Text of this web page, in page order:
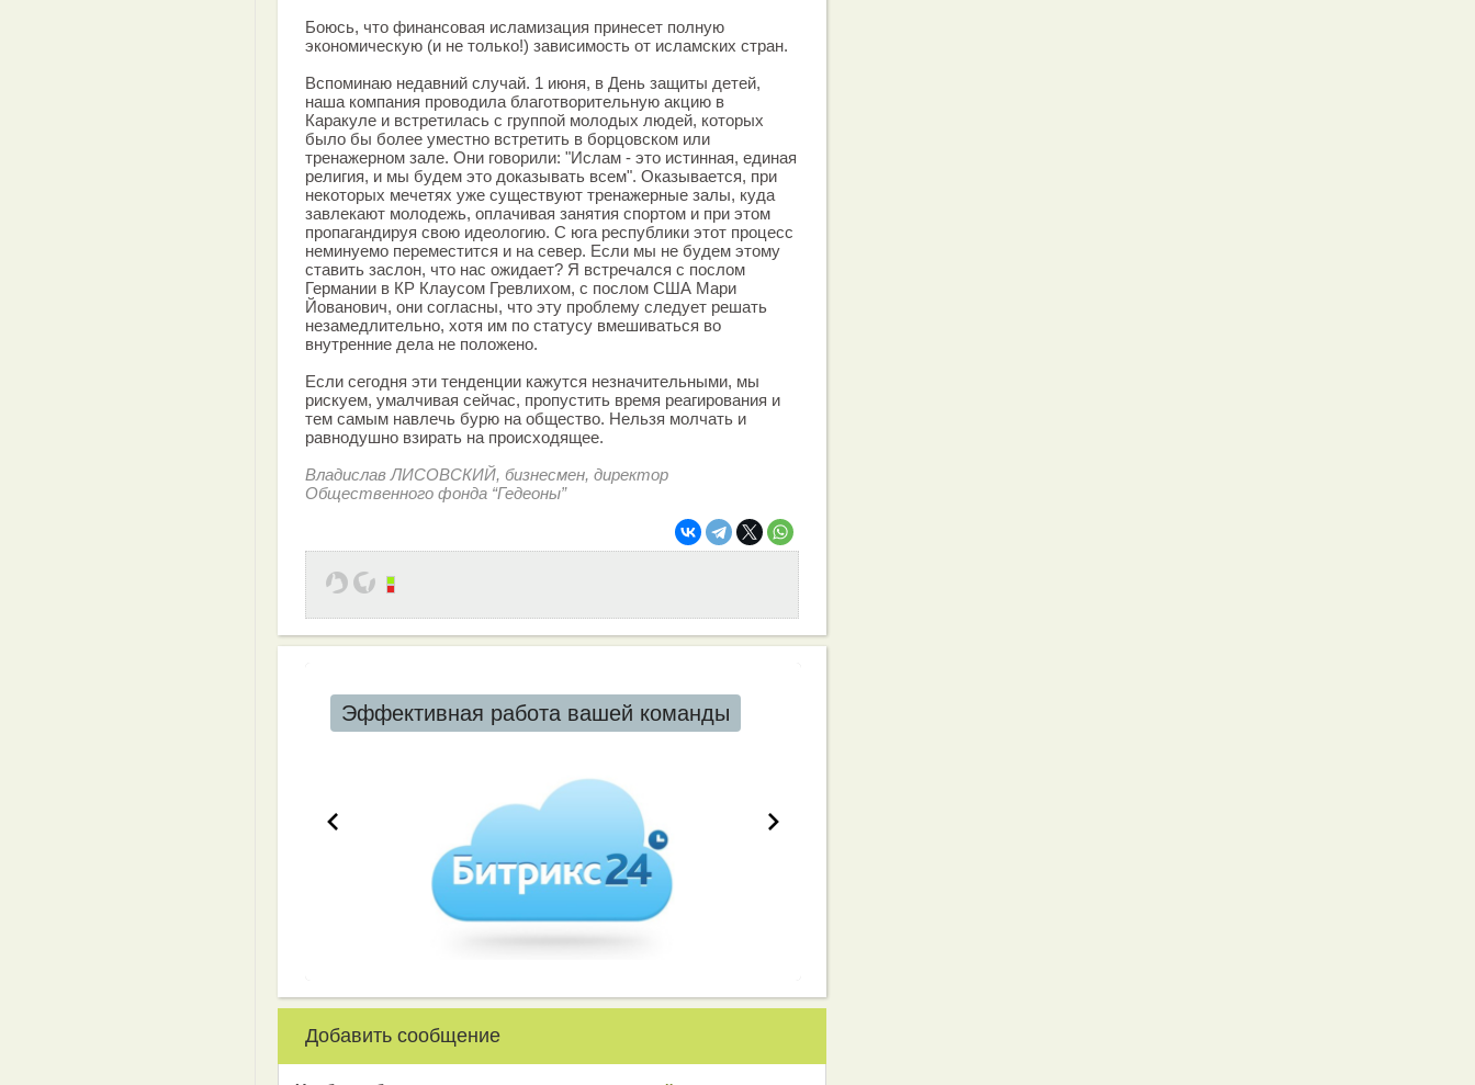
Боюсь, что финансовая исламизация принесет полную
экономическую (и не только!) зависимость от исламских стран.
Вспоминаю недавний случай. 1 июня, в День защиты детей,
наша компания проводила благотворительную акцию в
Каракуле и встретилась с группой молодых людей, которых
было бы более уместно встретить в борцовском или
тренажерном зале. Они говорили: "Ислам - это истинная, единая
религия, и мы будем это доказывать всем". Оказывается, при
некоторых мечетях уже существуют тренажерные залы, куда
завлекают молодежь, оплачивая занятия спортом и при этом
пропагандируя свою идеологию. С юга республики этот процесс
неминуемо переместится и на север. Если мы не будем этому
ставить заслон, что нас ожидает? Я встречался с послом
Германии в КР Клаусом Гревлихом, с послом США Мари
Йованович, они согласны, что эту проблему следует решать
незамедлительно, хотя им по статусу вмешиваться во
внутренние дела не положено.
Если сегодня эти тенденции кажутся незначительными, мы
рискуем, умалчивая сейчас, пропустить время реагирования и
тем самым навлечь бурю на общество. Нельзя молчать и
равнодушно взирать на происходящее.
Владислав ЛИСОВСКИЙ, бизнесмен, директор
Общественного фонда “Гедеоны”
Эффективная работа вашей команды
Добавить сообщение